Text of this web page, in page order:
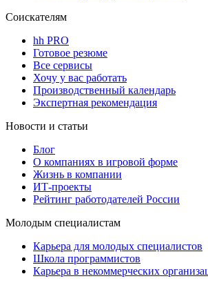
Соискателям
hh PRO
Готовое резюме
Все сервисы
Хочу у вас работать
Производственный календарь
Экспертная рекомендация
Новости и статьи
Блог
О компаниях в игровой форме
Жизнь в компании
ИТ-проекты
Рейтинг работодателей России
Молодым специалистам
Карьера для молодых специалистов
Школа программистов
Карьера в некоммерческих